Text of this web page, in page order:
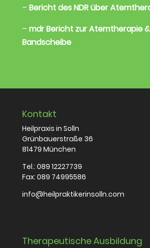
– Bericht des NDR über
– mdr Bericht zur Atemtherapie &
Bandscheibe
Kontakt
Heilpraxis in Solln
Grünbauerstraße 36
81479 München
Tel.: 089 12227739
Fax: 089 74995586
info@heilpraktikerinsolln.com
Therapeutische Ausbildung